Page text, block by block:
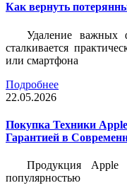
Как вернуть
Удаление
сталкивается
или смартфона
Подробнее
22.05.2026
Покупка Техники
Гарантией в
Продукция Apple
популярностью